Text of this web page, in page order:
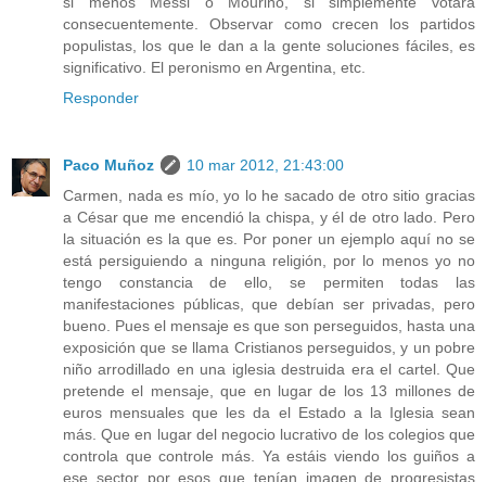
consecuentemente. Observar como crecen los partidos
populistas, los que le dan a la gente soluciones fáciles, es
significativo. El peronismo en Argentina, etc.
Responder
Paco Muñoz
10 mar 2012, 21:43:00
Carmen, nada es mío, yo lo he sacado de otro sitio gracias
a César que me encendió la chispa, y él de otro lado. Pero
la situación es la que es. Por poner un ejemplo aquí no se
está persiguiendo a ninguna religión, por lo menos yo no
tengo constancia de ello, se permiten todas las
manifestaciones públicas, que debían ser privadas, pero
bueno. Pues el mensaje es que son perseguidos, hasta una
exposición que se llama Cristianos perseguidos, y un pobre
niño arrodillado en una iglesia destruida era el cartel. Que
pretende el mensaje, que en lugar de los 13 millones de
euros mensuales que les da el Estado a la Iglesia sean
más. Que en lugar del negocio lucrativo de los colegios que
controla que controle más. Ya estáis viendo los guiños a
ese sector por esos que tenían imagen de progresistas